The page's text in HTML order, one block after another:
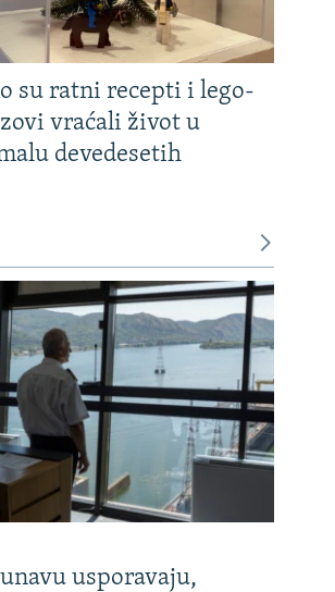
su ratni recepti i lego-
vraćali život u
devedesetih
usporavaju,